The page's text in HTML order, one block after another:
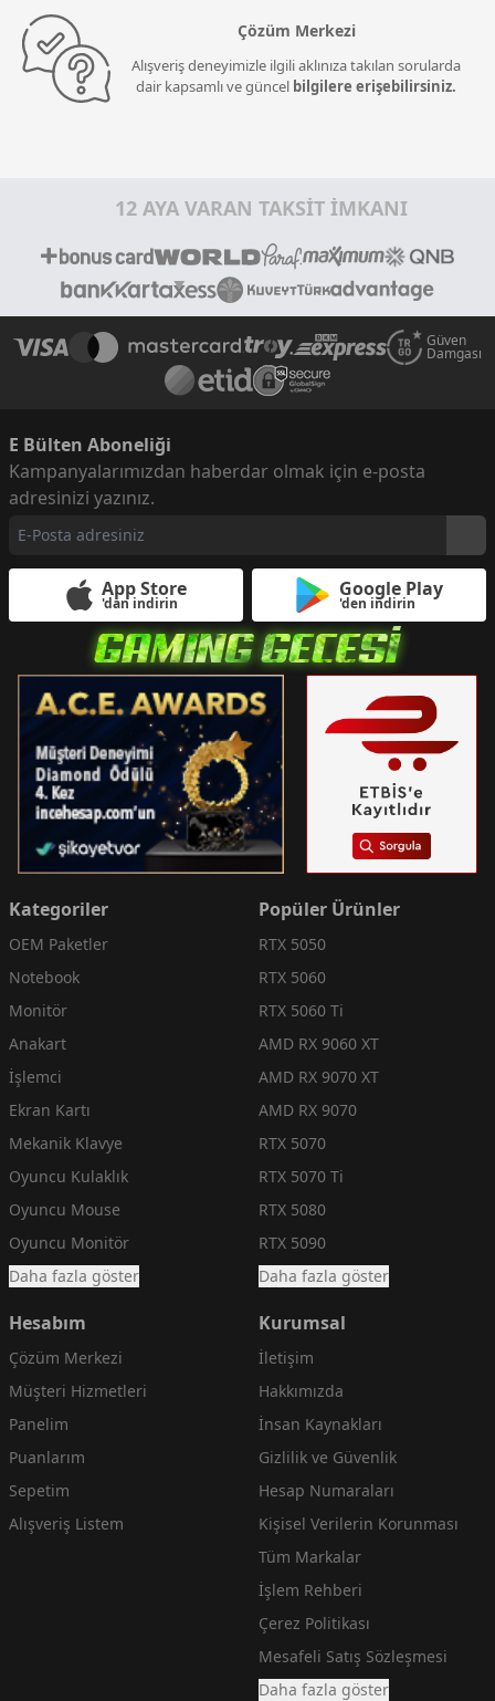
Çözüm Merkezi
Alışveriş deneyimizle ilgili aklınıza takılan sorularda
dair kapsamlı ve güncel bilgilere erişebilirsiniz.
12 AYA VARAN TAKSİT İMKANI
Güven
Damgası
E Bülten Aboneliği
Kampanyalarımızdan haberdar olmak için e-posta
adresinizi yazınız.
App Store
'dan indirin
Google Play
'den indirin
Kategoriler
OEM Paketler
Notebook
Monitör
Anakart
İşlemci
Ekran Kartı
Mekanik Klavye
Oyuncu Kulaklık
Oyuncu Mouse
Oyuncu Monitör
Daha fazla göster
Popüler Ürünler
RTX 5050
RTX 5060
RTX 5060 Ti
AMD RX 9060 XT
AMD RX 9070 XT
AMD RX 9070
RTX 5070
RTX 5070 Ti
RTX 5080
RTX 5090
Daha fazla göster
Hesabım
Çözüm Merkezi
Müşteri Hizmetleri
Panelim
Puanlarım
Sepetim
Alışveriş Listem
Kurumsal
İletişim
Hakkımızda
İnsan Kaynakları
Gizlilik ve Güvenlik
Hesap Numaraları
Kişisel Verilerin Korunması
Tüm Markalar
İşlem Rehberi
Çerez Politikası
Mesafeli Satış Sözleşmesi
Daha fazla göster